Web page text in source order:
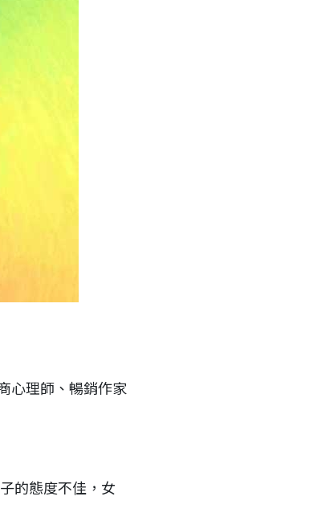
心理師、暢銷作家
的態度不佳，女